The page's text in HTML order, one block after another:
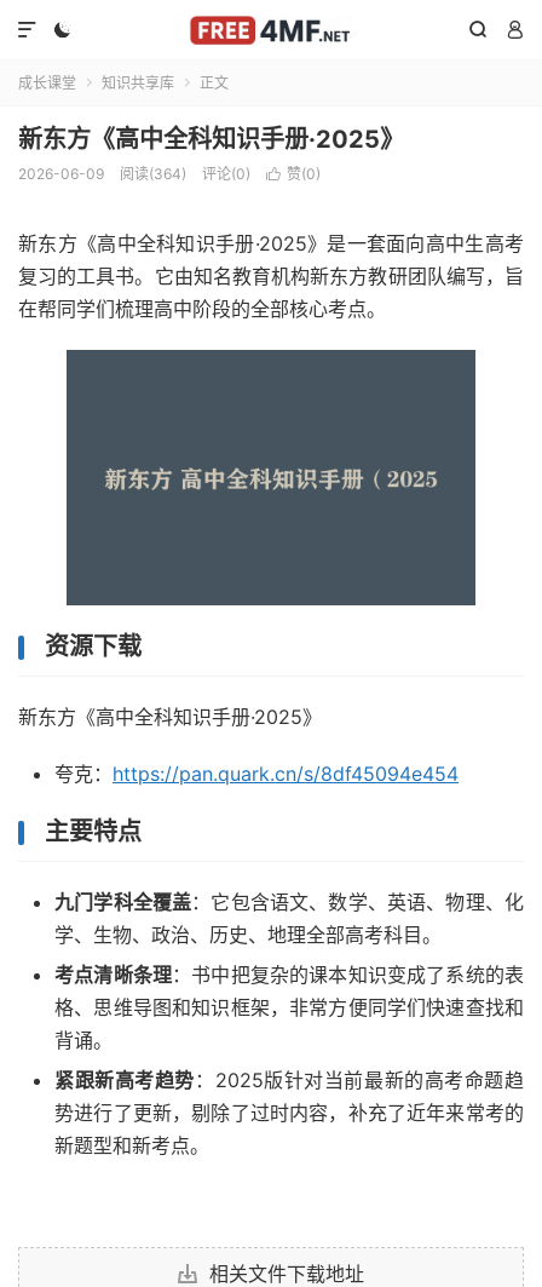
  

成长课堂  知识共享库  正文
新东方《高中全科知识手册·2025》
2026-06-09 阅读(364) 评论(0)  赞(0)
新东方《高中全科知识手册·2025》是一套面向高中生高考
复习的工具书。它由知名教育机构新东方教研团队编写，旨
在帮同学们梳理高中阶段的全部核心考点。
资源下载
新东方《高中全科知识手册·2025》
夸克： https://pan.quark.cn/s/8df45094e454
主要特点
九门学科全覆盖：它包含语文、数学、英语、物理、化
学、生物、政治、历史、地理全部高考科目。
考点清晰条理：书中把复杂的课本知识变成了系统的表
格、思维导图和知识框架，非常方便同学们快速查找和
背诵。
紧跟新高考趋势 ：2025版针对当前最新的高考命题趋
势进行了更新，剔除了过时内容，补充了近年来常考的
新题型和新考点。
相关文件下载地址